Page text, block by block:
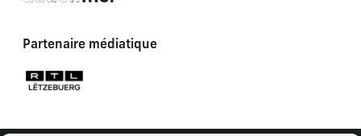
Partenaire médiatique